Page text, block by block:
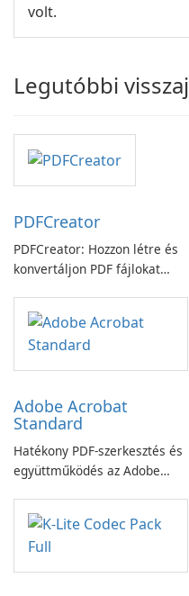
volt.
Legutóbbi
PDFCreator
PDFCreator: Hozzon létre és
konvertáljon PDF fájlokat
Adobe Acrobat
Standard
Hatékony PDF-szerkesztés és
együttműködés az Adobe
alkalmazással.